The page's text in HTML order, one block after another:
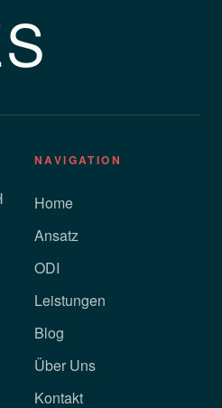
NAVIGATION
Home
Ansatz
ODI
Leistungen
Blog
Über Uns
Kontakt